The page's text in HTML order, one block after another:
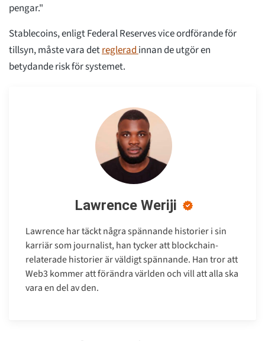
pengar."
Stablecoins, enligt Federal Reserves vice ordförande för
tillsyn, måste vara detregleradinnan de utgör en
betydande risk för systemet.
Lawrence Weriji
Lawrence har täckt några spännande historier i sin
karriär som journalist, han tycker att blockchain-
relaterade historier är väldigt spännande. Han tror att
Web3 kommer att förändra världen och vill att alla ska
vara en del av den.